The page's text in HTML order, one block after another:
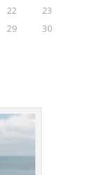
22
23
29
30